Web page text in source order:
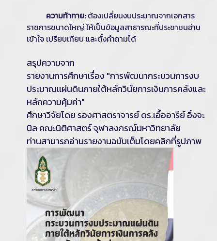
ความท้าทาย:ต้องเปลี่ยนงบประมาณจากเอกสาร
ราชการขนาดใหญ่ ให้เป็นข้อมูลสาธารณะที่ประชาชนอ่าน
เข้าใจ เปรียบเทียบ และตั้งคำถามได้
สรุปความจาก
รายงานการศึกษาเรื่อง "การพัฒนากระบวนการงบ
ประมาณเเผ่นดินภายใต้หลักวินัยการเงินการคลังและ
หลักความคุ้มค่า"
ศึกษาวิจัยโดย รองศาสตราจารย์ ดร.เอื้ออารีย์ อิ้งจะ
นิล คณะนิติศาสตร์ จุฬาลงกรณ์มหาวิทยาลัย
ท่านสามารถอ่านรายงานฉบับเต็มโดยคลิกที่รูปภาพ